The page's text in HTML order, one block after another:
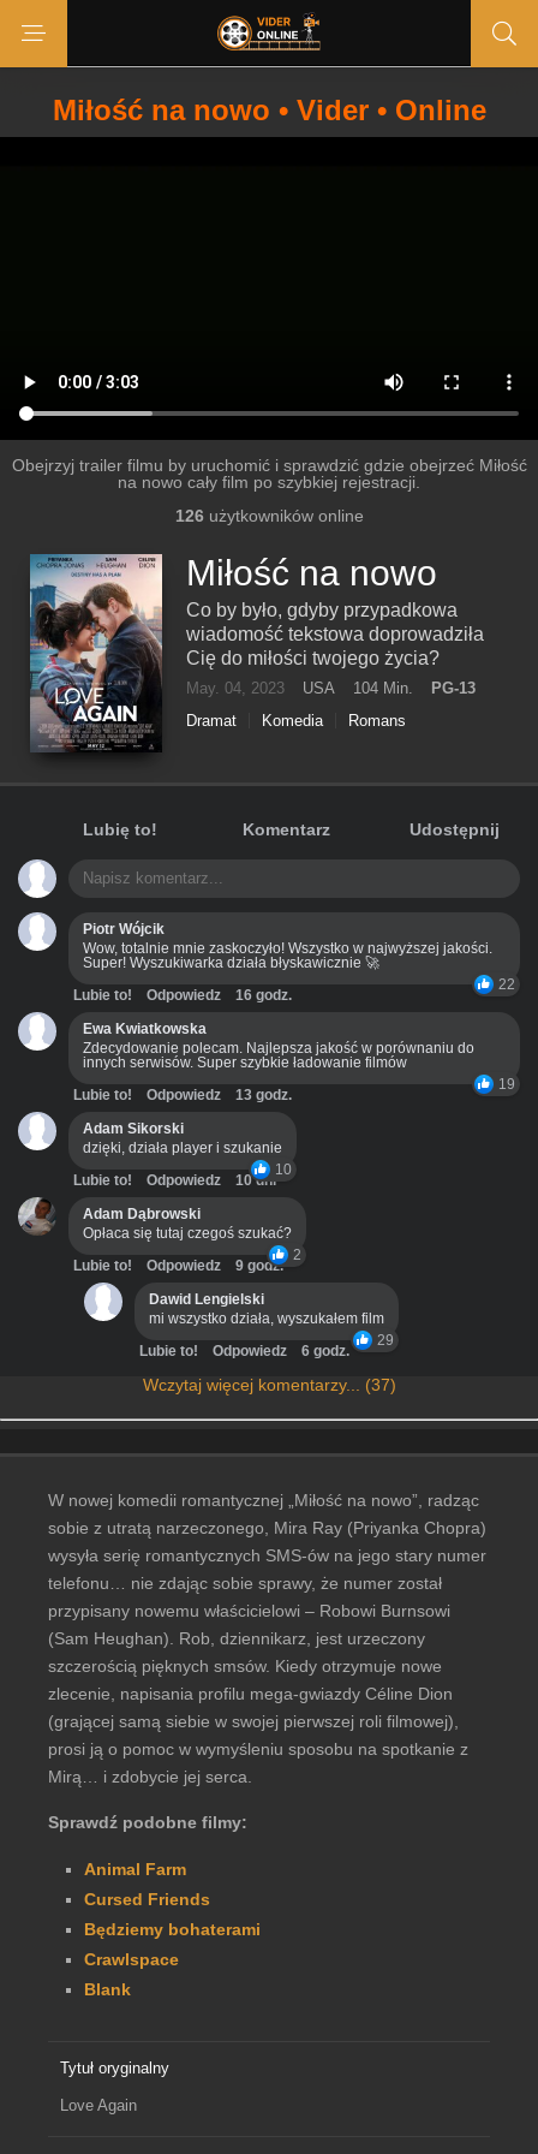
Miłość na nowo • Vider • Online
Obejrzyj trailer filmu by uruchomić i sprawdzić gdzie obejrzeć Miłość
na nowo cały film po szybkiej rejestracji.
126użytkowników online
Miłość na nowo
Co by było, gdyby przypadkowa
wiadomość tekstowa doprowadziła
Cię do miłości twojego życia?
May. 04, 2023 USA 104 Min.
PG-13
Dramat
Komedia Romans
Lubię to! Komentarz Udostępnij
Piotr Wójcik
Wow, totalnie mnie zaskoczyło! Wszystko w najwyższej jakości.
Super! Wyszukiwarka działa błyskawicznie 🚀
22
Lubie to! Odpowiedz
16 godz.
Ewa Kwiatkowska
Zdecydowanie polecam. Najlepsza jakość w porównaniu do
innych serwisów. Super szybkie ładowanie filmów
19
Lubie to! Odpowiedz
13 godz.
Adam Sikorski
dzięki, działa player i szukanie
10
Lubie to! Odpowiedz
10 dni
Adam Dąbrowski
Opłaca się tutaj czegoś szukać?
2
Lubie to! Odpowiedz
9 godz.
Dawid Lengielski
mi wszystko działa, wyszukałem film
29
Lubie to! Odpowiedz 6 godz.
Wczytaj więcej komentarzy... (37)
W nowej komedii romantycznej „Miłość na nowo”, radząc
sobie z utratą narzeczonego, Mira Ray (Priyanka Chopra)
wysyła serię romantycznych SMS-ów na jego stary numer
telefonu… nie zdając sobie sprawy, że numer został
przypisany nowemu właścicielowi – Robowi Burnsowi
(Sam Heughan). Rob, dziennikarz, jest urzeczony
szczerością pięknych smsów. Kiedy otrzymuje nowe
zlecenie, napisania profilu mega-gwiazdy Céline Dion
(grającej samą siebie w swojej pierwszej roli filmowej),
prosi ją o pomoc w wymyśleniu sposobu na spotkanie z
Mirą… i zdobycie jej serca.
Sprawdź podobne filmy:
Animal Farm
Cursed Friends
Będziemy bohaterami
Crawlspace
Blank
Tytuł oryginalny
Love Again